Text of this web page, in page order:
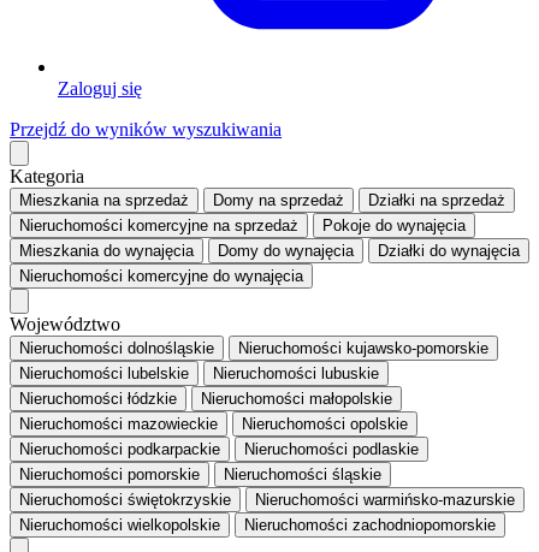
Zaloguj się
Przejdź do wyników wyszukiwania
Kategoria
Mieszkaniana sprzedaż Domy na sprzedaż Działki na sprzedaż
Nieruchomości komercyjne na sprzedaż Pokoje do wynajęcia
Mieszkaniado wynajęcia Domy do wynajęcia Działki do wynajęcia
Nieruchomości komercyjne do wynajęcia
Województwo
Nieruchomości dolnośląskie
Nieruchomości kujawsko-pomorskie
Nieruchomości lubelskie
Nieruchomości lubuskie
Nieruchomości łódzkie
Nieruchomości małopolskie
Nieruchomości mazowieckie
Nieruchomości opolskie
Nieruchomości podkarpackie
Nieruchomości podlaskie
Nieruchomości pomorskie
Nieruchomości śląskie
Nieruchomości świętokrzyskie
Nieruchomości warmińsko-mazurskie
Nieruchomości wielkopolskie
Nieruchomości zachodniopomorskie